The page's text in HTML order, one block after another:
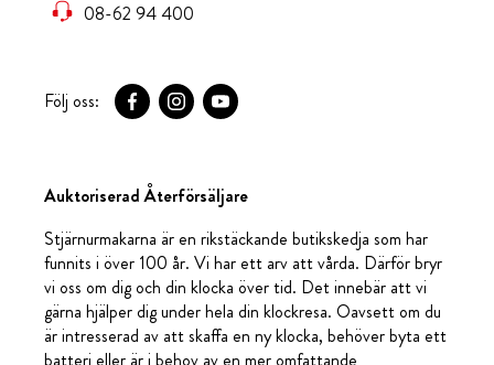
08-62 94 400
Följ oss:
Auktoriserad Återförsäljare
Stjärnurmakarna är en rikstäckande butikskedja som har
funnits i över 100 år. Vi har ett arv att vårda. Därför bryr
vi oss om dig och din klocka över tid. Det innebär att vi
gärna hjälper dig under hela din klockresa. Oavsett om du
är intresserad av att skaffa en ny klocka, behöver byta ett